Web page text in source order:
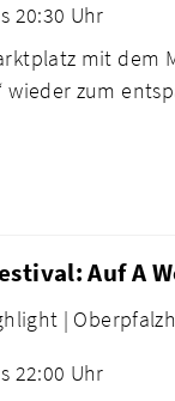
20:30 Uhr
mit dem
wieder zum
Auf A
|
22:00 Uhr